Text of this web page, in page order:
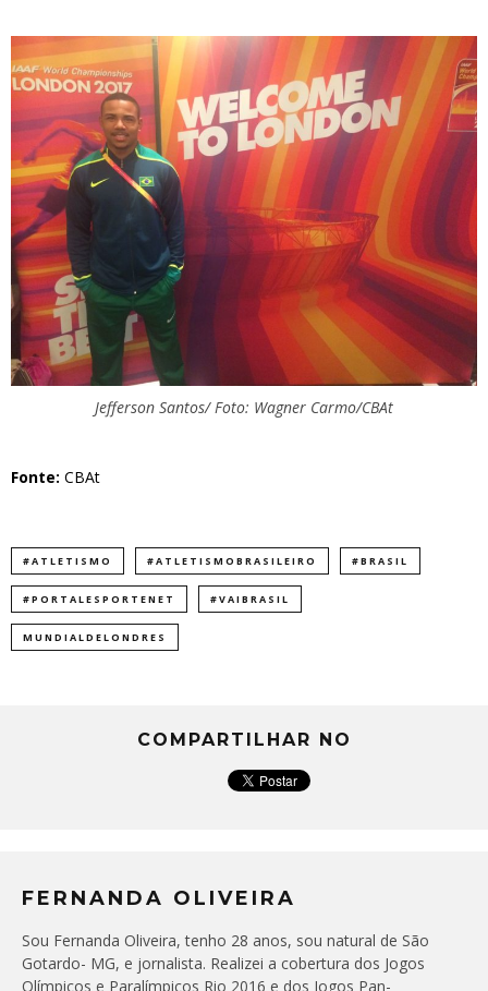
Jefferson Santos/ Foto: Wagner Carmo/CBAt
Fonte: CBAt
#ATLETISMO #ATLETISMOBRASILEIRO #BRASIL
#PORTALESPORTENET #VAIBRASIL
MUNDIALDELONDRES
COMPARTILHAR NO
FERNANDA OLIVEIRA
Sou Fernanda Oliveira, tenho 28 anos, sou natural de São
Gotardo- MG, e jornalista. Realizei a cobertura dos Jogos
Olímpicos e Paralímpicos Rio 2016 e dos Jogos Pan-